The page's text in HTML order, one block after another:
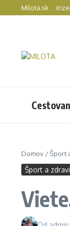
Preskočiť na obsah
Milota.sk
Domov /Šport
Šport a